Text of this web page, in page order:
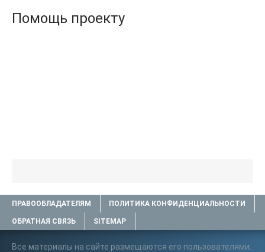
Помощь проекту
ПРАВООБЛАДАТЕЛЯМ ПОЛИТИКА КОНФИДЕНЦИАЛЬНОСТИ
ОБРАТНАЯ СВЯЗЬ SITEMAP
Все материалы на сайте размещаются его пользователями.